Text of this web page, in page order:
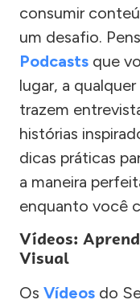
consumir
um desafio.
Podcasts que
lugar, a
trazem
histórias
dicas práticas
a maneira
enquanto você
Vídeos:
Visual
Os Vídeos do